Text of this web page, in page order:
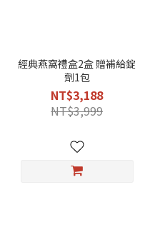
經典燕窩禮盒2盒 贈補給錠
劑1包
NT$3,188
NT$3,999